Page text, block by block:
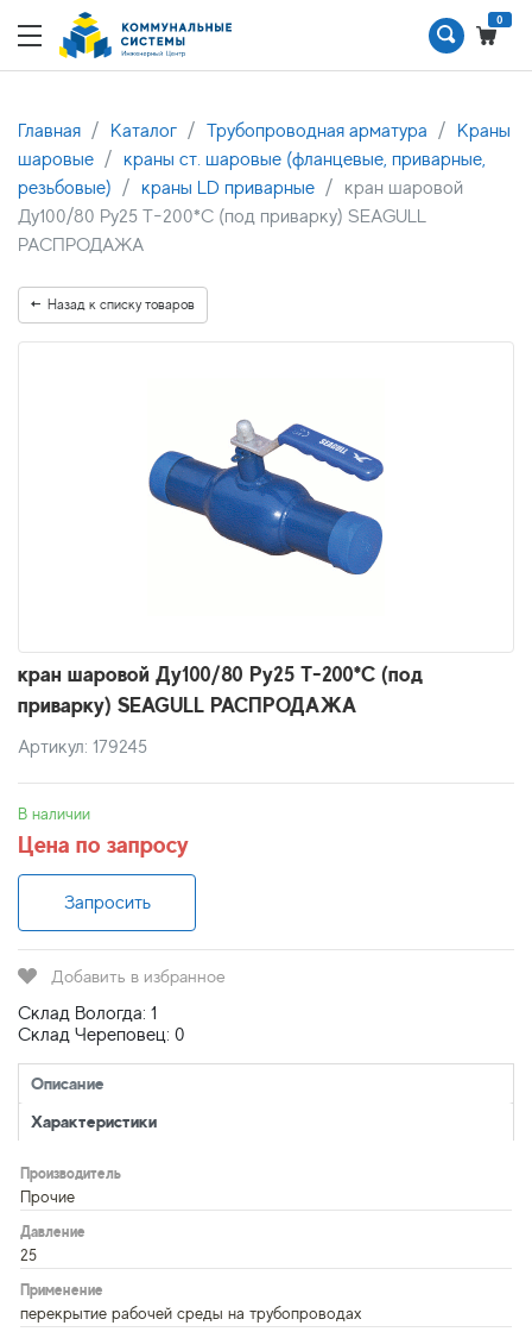
0
Главная Каталог Трубопроводная арматура
Краны
шаровые
краны ст. шаровые (фланцевые, приварные,
резьбовые)
краны LD приварные
кран шаровой
Ду100/80 Ру25 Т-200*С (под приварку) SEAGULL
РАСПРОДАЖА
Назад к списку товаров
кран шаровой Ду100/80 Ру25 Т-200*С (под
приварку) SEAGULL РАСПРОДАЖА
Артикул: 179245
В наличии
Цена по запросу
Запросить
Добавить в избранное
Склад Вологда: 1
Склад Череповец: 0
Описание
Характеристики
Производитель
Прочие
Давление
25
Применение
перекрытие рабочей среды на трубопроводах